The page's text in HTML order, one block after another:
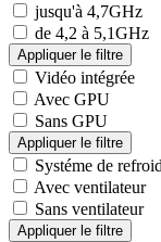
jusqu'à 4,7GHz
de 4,2 à 5,1GHz
Vidéo intégrée
Avec GPU
Sans GPU
Systéme de
Avec ventilateur
Sans ventilateur